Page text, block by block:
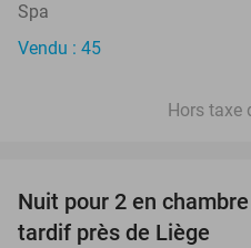
Spa
Vendu : 45
Hors taxe
Nuit pour 2 en
tardif près de Liège